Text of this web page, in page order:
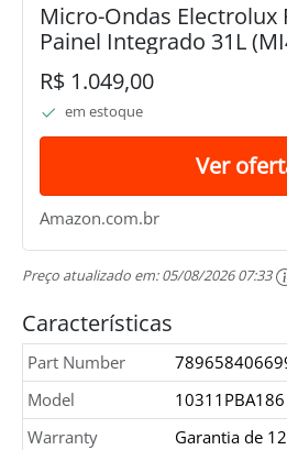
Micro-Ondas Electrolux
Painel Integrado 31L
R$ 1.049,00
em estoque
Ver
Amazon.com.br
Preço atualizado em:05/08/2026 07:33
Características
Part Number
Model
10311PBA186
Warranty
Garantia de